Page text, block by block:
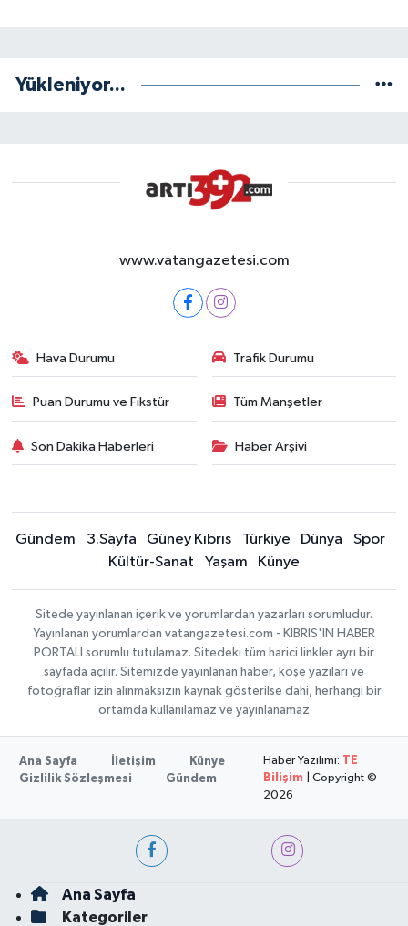
Yükleniyor...
www.vatangazetesi.com
Hava Durumu Trafik Durumu
Puan Durumu ve Fikstür Tüm Manşetler
Son Dakika Haberleri Haber Arşivi
Gündem 3.Sayfa Güney Kıbrıs Türkiye Dünya
Spor
Kültür-Sanat
Yaşam Künye
Sitede yayınlanan içerik ve yorumlardan yazarları sorumludur.
Yayınlanan yorumlardan vatangazetesi.com - KIBRIS'IN HABER
PORTALI sorumlu tutulamaz. Sitedeki tüm harici linkler ayrı bir
sayfada açılır. Sitemizde yayınlanan haber, köşe yazıları ve
fotoğraflar izin alınmaksızın kaynak gösterilse dahi, herhangi bir
ortamda kullanılamaz ve yayınlanamaz
Ana Sayfa İletişim
Künye
Gizlilik Sözleşmesi
Gündem
Haber Yazılımı: TE
Bilişim | Copyright ©
2026
Ana Sayfa
Kategoriler